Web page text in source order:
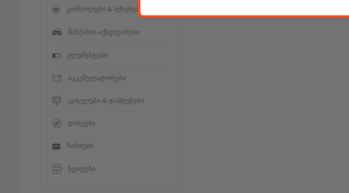
კონსოლები & აქსესუარები
მანქანის აქსესუარები
ელემენტები
აკკუმულატორები
კაბელები & დამტენები
დისკები
ჩანთები
სეიფები